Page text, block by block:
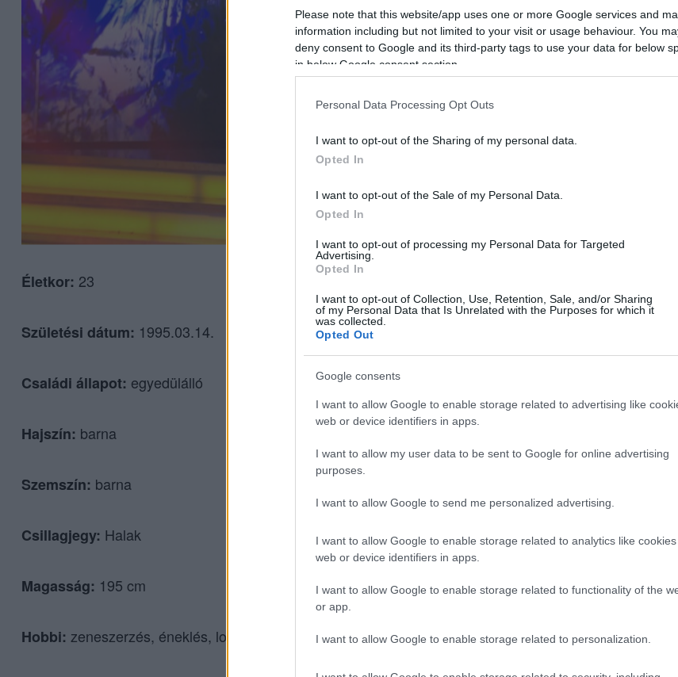
Please note that this website/app uses one or more Google services and
information including but not limited to your visit or usage behaviour. You
deny consent to Google and its third-party tags to use your data for below
in below Google consent section.
Personal Data Processing Opt Outs
I want to opt-out of the Sharing of my personal data.
Opted In
I want to opt-out of the Sale of my Personal Data.
Opted In
I want to opt-out of processing my Personal Data for Targeted
Advertising.
Opted In
I want to opt-out of Collection, Use, Retention, Sale, and/or Sharing
of my Personal Data that Is Unrelated with the Purposes for which it
was collected.
Opted Out
Google consents
I want to allow Google to enable storage related to advertising like
web or device identifiers in apps.
I want to allow my user data to be sent to Google for online advertising
purposes.
I want to allow Google to send me personalized advertising.
I want to allow Google to enable storage related to analytics like cookies
web or device identifiers in apps.
I want to allow Google to enable storage related to functionality of the
or app.
I want to allow Google to enable storage related to personalization.
Életkor: 23
Születési dátum: 1995.03.14.
Családi állapot: egyedülálló
Hajszín: barna
Szemszín: barna
Csillagjegy: Halak
Magasság: 195 cm
Hobbi: zeneszerzés, éneklés, lovaglás, testedzés